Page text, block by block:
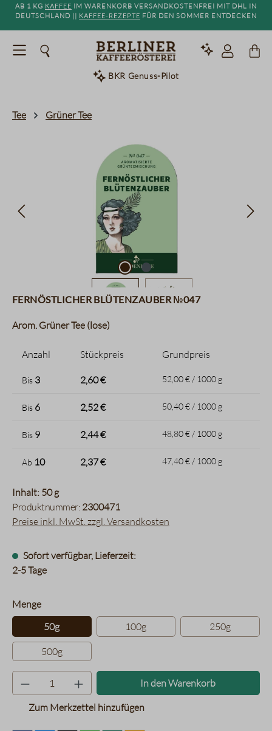
springen
Ab 1 kg Kaffee im Warenkorb versandkostenfrei mit DHL in
Deutschland || Kaffee-Rezepte für den Sommer entdecken
BKR Genuss-Pilot
Tee Grüner Tee
Bildergalerie überspringen
Fernöstlicher Blütenzauber №047
Arom. Grüner Tee (lose)
Anzahl Stückpreis Grundpreis
Bis 3 2,60 € 52,00 € / 1000 g
Bis 6 2,52 € 50,40 € / 1000 g
Bis 9 2,44 € 48,80 € / 1000 g
Ab 10 2,37 € 47,40 € / 1000 g
Inhalt: 50 g
Produktnummer: 2300471
Preise inkl. MwSt. zzgl. Versandkosten
Sofort verfügbar, Lieferzeit:
2-5 Tage
Mengeauswählen
50g
100g 250g
500g
Produkt Anzahl: Gib den
In den Warenkorb
Zum Merkzettel hinzufügen